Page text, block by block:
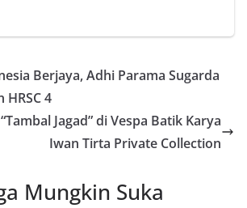
Berjaya, Adhi Parama Sugarda
HRSC 4
Jagad” di Vespa Batik Karya
Iwan Tirta Private Collection
Mungkin Suka